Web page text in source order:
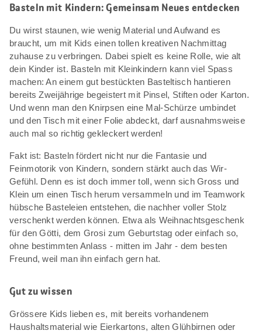
Basteln mit Kindern: Gemeinsam Neues entdecken
Du wirst staunen, wie wenig Material und Aufwand es
braucht, um mit Kids einen tollen kreativen Nachmittag
zuhause zu verbringen. Dabei spielt es keine Rolle, wie alt
dein Kinder ist. Basteln mit Kleinkindern kann viel Spass
machen: An einem gut bestückten Basteltisch hantieren
bereits Zweijährige begeistert mit Pinsel, Stiften oder Karton.
Und wenn man den Knirpsen eine Mal-Schürze umbindet
und den Tisch mit einer Folie abdeckt, darf ausnahmsweise
auch mal so richtig gekleckert werden!
Fakt ist: Basteln fördert nicht nur die Fantasie und
Feinmotorik von Kindern, sondern stärkt auch das Wir-
Gefühl. Denn es ist doch immer toll, wenn sich Gross und
Klein um einen Tisch herum versammeln und im Teamwork
hübsche Basteleien entstehen, die nachher voller Stolz
verschenkt werden können. Etwa als Weihnachtsgeschenk
für den Götti, dem Grosi zum Geburtstag oder einfach so,
ohne bestimmten Anlass - mitten im Jahr - dem besten
Freund, weil man ihn einfach gern hat.
Gut zu wissen
Grössere Kids lieben es, mit bereits vorhandenem
Haushaltsmaterial wie Eierkartons, alten Glühbirnen oder